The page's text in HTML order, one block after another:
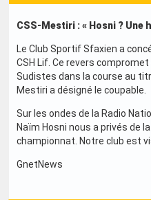
CSS-Mestiri : « Hosni ? Une
Le Club Sportif Sfaxien a
CSH Lif. Ce revers
Sudistes dans la course au
Mestiri a désigné le coupable.
Sur les ondes de la Radio
Naïm Hosni nous a privés de
championnat. Notre club est
GnetNews